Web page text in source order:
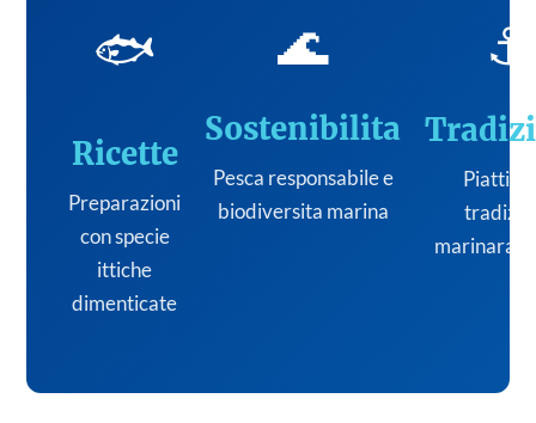
🐟
Ricette
Preparazioni
con specie
ittiche
dimenticate
🌊
Sostenibilita
Pesca responsabile e
biodiversita marina
⚓
Piatti
marinara